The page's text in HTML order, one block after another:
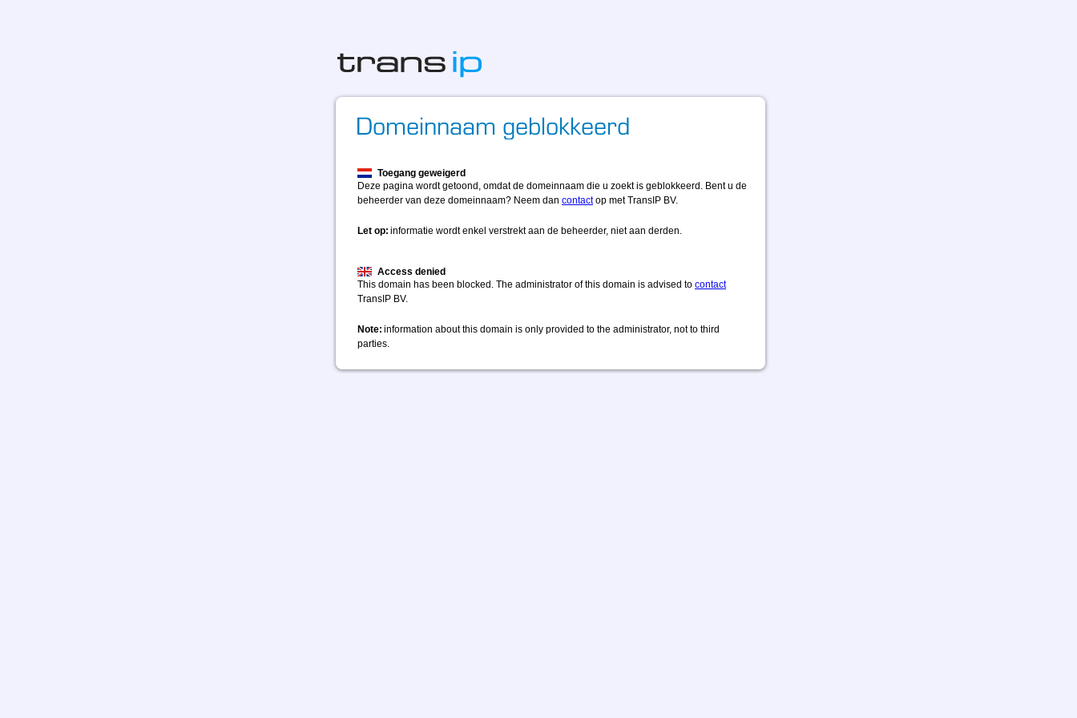
Toegang geweigerd
Deze pagina wordt getoond, omdat de domeinnaam die u zoekt is geblokkeerd. Bent u de
beheerder van deze domeinnaam? Neem dan contactop met TransIP BV.
Let op: informatie wordt enkel verstrekt aan de beheerder, niet aan derden.
Access denied
This domain has been blocked. The administrator of this domain is advised to contact
TransIP BV.
Note: information about this domain is only provided to the administrator, not to third
parties.